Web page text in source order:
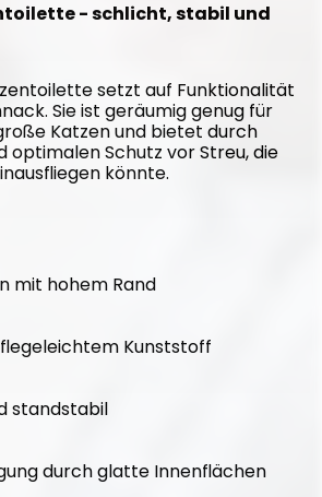
- schlicht, stabil und
setzt auf Funktionalität
Sie ist geräumig genug für
Katzen und bietet durch
optimalen Schutz vor Streu, die
könnte.
mit hohem Rand
Kunststoff
standstabil
durch glatte Innenflächen